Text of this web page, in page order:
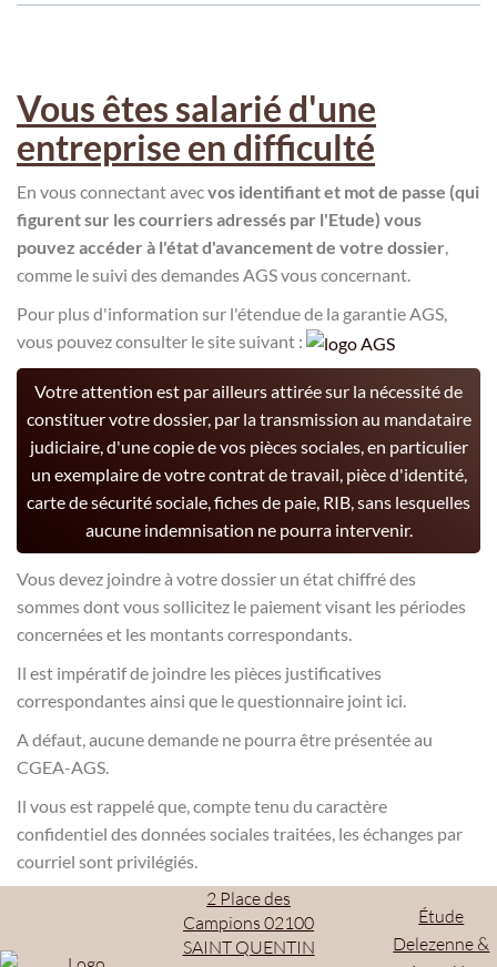
Vous êtes salarié d'une
entreprise en difficulté
En vous connectant avecvos identifiant et mot de passe (qui
figurent sur les courriers adressés par l'Etude) vous
pouvez accéder à l'état d'avancement de votre dossier
comme le suivi des demandes AGS vous concernant.
Pour plus d'information sur l'étendue de la garantie AGS,
vous pouvez consulter le site suivant :
Votre attention est par ailleurs attirée sur la nécessité de
constituer votre dossier, par la transmission au mandataire
judiciaire, d'une copie de vos pièces sociales, en particulier
un exemplaire de votre contrat de travail, pièce d'identité,
carte de sécurité sociale, fiches de paie, RIB, sans lesquelles
aucune indemnisation ne pourra intervenir.
Vous devez joindre à votre dossier un état chiffré des
sommes dont vous sollicitez le paiement visant les périodes
concernées et les montants correspondants.
Il est impératif de joindre les pièces justificatives
correspondantes ainsi que le questionnaire joint ici.
A défaut, aucune demande ne pourra être présentée au
CGEA-AGS.
Il vous est rappelé que, compte tenu du caractère
confidentiel des données sociales traitées, les échanges par
courriel sont privilégiés.
2 Place des
Campions 02100
SAINT QUENTIN
Étude
Delezenne &